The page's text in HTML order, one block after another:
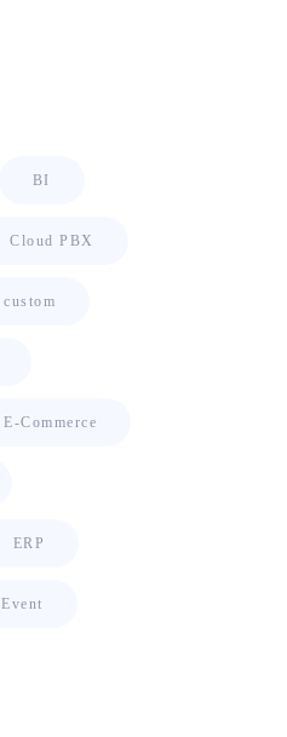
BI
Cloud PBX
custom
E-Commerce
ERP
Event